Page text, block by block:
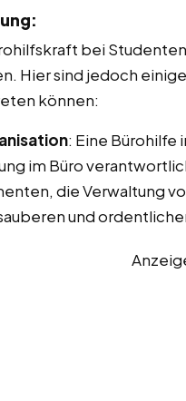
bei
Hier sind jedoch
können:
: Eine Bürohilfe
im Büro
die Verwaltung
und